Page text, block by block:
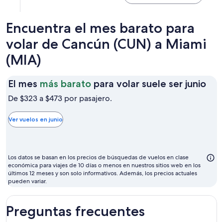
Encuentra el mes barato para
volar de Cancún (CUN) a Miami
(MIA)
El mes más barato para volar suele ser junioEl
De $323 a $473 por pasajero.
Ver vuelos en junio
Los datos se basan en los precios de búsquedas de vuelos en clase
económica para viajes de 10 días o menos en nuestros sitios web en los
últimos 12 meses y son solo informativos. Además, los precios actuales
pueden variar.
Preguntas frecuentes